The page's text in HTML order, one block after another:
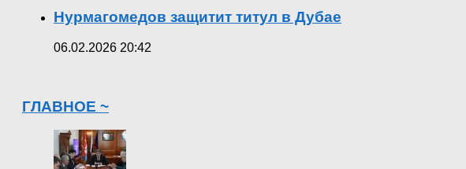
Нурмагомедов защитит титул в Дубае
06.02.2026 20:42
ГЛАВНОЕ ~